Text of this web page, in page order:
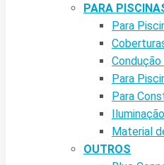
PARA
Para
Para
Para
Iluminação
Material
OUTROS